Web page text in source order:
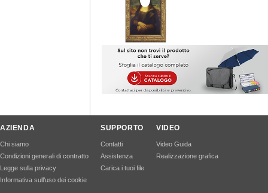
AZIENDA
Chi siamo
Condizioni generali di contratto
Legge sulla privacy
Informativa sull’uso dei cookie
SUPPORTO
Contatti
Assistenza
Carica i tuoi file
VIDEO
Video Guida
Realizzazione grafica